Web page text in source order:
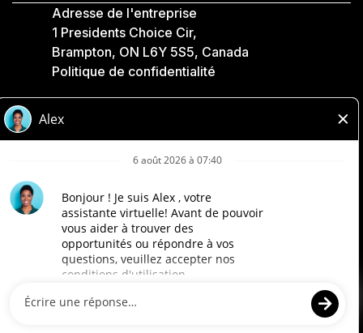
Adresse de l'entreprise
1 Presidents Choice Cir,
Brampton, ON L6Y 5S5, Canada
Politique de confidentialité
Accessibilité
Compagnies Loblaw